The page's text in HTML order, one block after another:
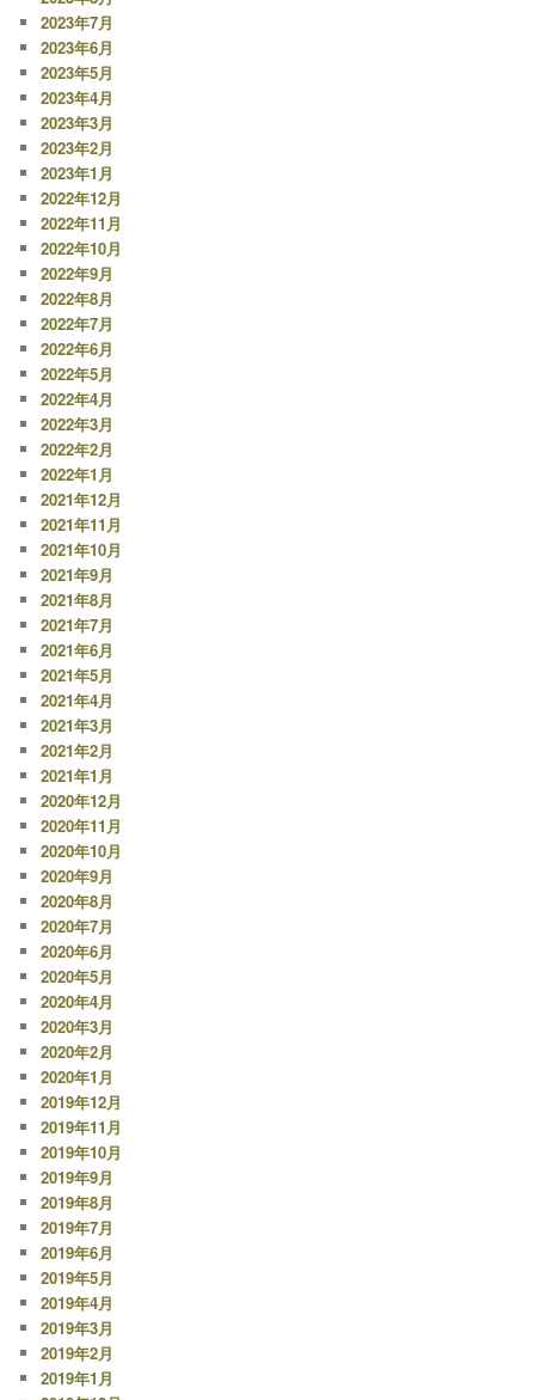
2023年7月
2023年6月
2023年5月
2023年4月
2023年3月
2023年2月
2023年1月
2022年12月
2022年11月
2022年10月
2022年9月
2022年8月
2022年7月
2022年6月
2022年5月
2022年4月
2022年3月
2022年2月
2022年1月
2021年12月
2021年11月
2021年10月
2021年9月
2021年8月
2021年7月
2021年6月
2021年5月
2021年4月
2021年3月
2021年2月
2021年1月
2020年12月
2020年11月
2020年10月
2020年9月
2020年8月
2020年7月
2020年6月
2020年5月
2020年4月
2020年3月
2020年2月
2020年1月
2019年12月
2019年11月
2019年10月
2019年9月
2019年8月
2019年7月
2019年6月
2019年5月
2019年4月
2019年3月
2019年2月
2019年1月